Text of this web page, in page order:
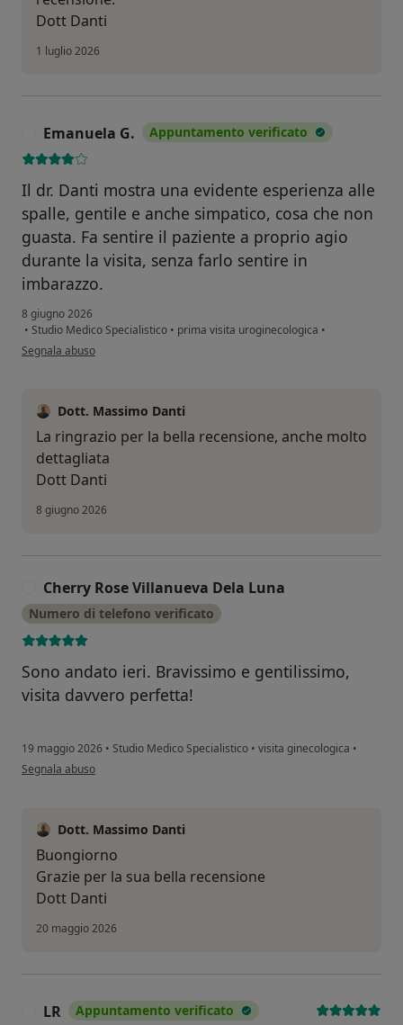
Dott Danti
1 luglio 2026
Emanuela G. Appuntamento verificato
Il dr. Danti mostra una evidente esperienza alle
spalle, gentile e anche simpatico, cosa che non
guasta. Fa sentire il paziente a proprio agio
durante la visita, senza farlo sentire in
imbarazzo.
8 giugno 2026
• Studio Medico Specialistico • prima visita uroginecologica •
secondo l'opinione dell'utente Emanuela G.
Segnala abuso
Dott. Massimo Danti
La ringrazio per la bella recensione, anche molto
dettagliata
Dott Danti
8 giugno 2026
Cherry Rose Villanueva Dela Luna
Numero di telefono verificato
Sono andato ieri. Bravissimo e gentilissimo,
visita davvero perfetta!
19 maggio 2026 • Studio Medico Specialistico • visita ginecologica •
secondo l'opinione dell'utente Cherry Rose Villanueva Dela Luna
Segnala abuso
Dott. Massimo Danti
Buongiorno
Grazie per la sua bella recensione
Dott Danti
20 maggio 2026
LR Appuntamento verificato